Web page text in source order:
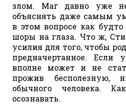
злом. Маг давно уже
объяснять даже самым
в этом вопросе как
шоры на глаза. Что ж,
усилия для того, чтобы
предначертанное. Если
вполне может и не
прожив бесполезную,
обычного человека.
осознавать.